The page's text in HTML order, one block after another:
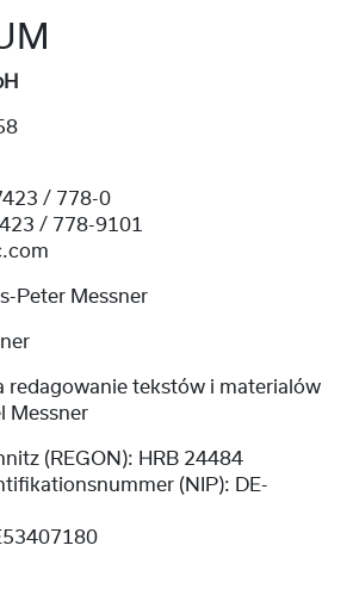
/ 778-0
/ 778-9101
Peter Messner
redagowanie tekstów i materialów
Messner
(REGON): HRB 24484
(NIP): DE-